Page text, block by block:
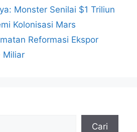
Monster Senilai $1 Triliun
Kolonisasi Mars
Reformasi Ekspor
Miliar
Cari